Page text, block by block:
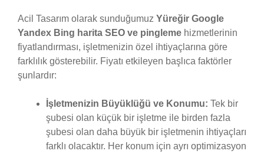
Acil Tasarım olarak sunduğumuz Yüreğir Google
Yandex Bing harita SEO ve pingleme hizmetlerinin
fiyatlandırması, işletmenizin özel ihtiyaçlarına göre
farklılık gösterebilir. Fiyatı etkileyen başlıca faktörler
şunlardır:
İşletmenizin Büyüklüğü ve Konumu: Tek bir
şubesi olan küçük bir işletme ile birden fazla
şubesi olan daha büyük bir işletmenin ihtiyaçları
farklı olacaktır. Her konum için ayrı optimizasyon